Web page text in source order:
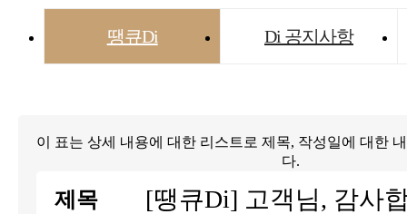
땡큐Di Di 공지사항
이 표는 상세 내용에 대한 리스트로 제목, 작성일에 대한
다.
제목 [땡큐Di] 고객님, 감사